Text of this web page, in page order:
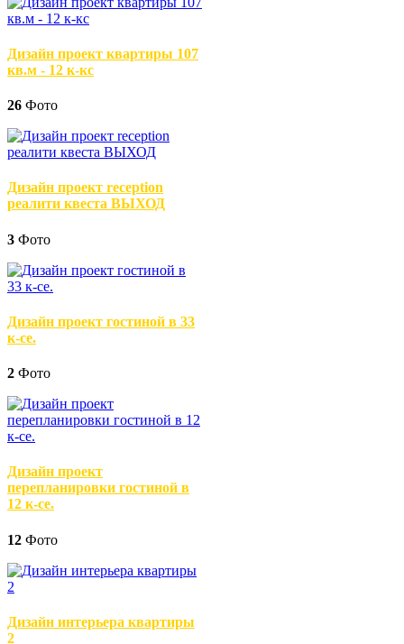
Дизайн проект квартиры 107
кв.м - 12 к-кс
26 Фото
Дизайн проект reception
реалити квеста ВЫХОД
3 Фото
Дизайн проект гостиной в 33
к-се.
2 Фото
Дизайн проект
перепланировки гостиной в
12 к-се.
12 Фото
Дизайн интерьера квартиры
2